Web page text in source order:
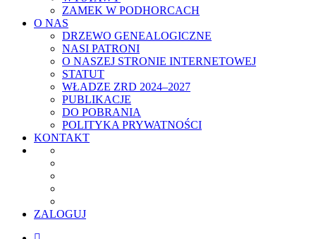
ZAMEK W PODHORCACH
O NAS
DRZEWO GENEALOGICZNE
NASI PATRONI
O NASZEJ STRONIE INTERNETOWEJ
STATUT
WŁADZE ZRD 2024–2027
PUBLIKACJE
DO POBRANIA
POLITYKA PRYWATNOŚCI
KONTAKT
ZALOGUJ